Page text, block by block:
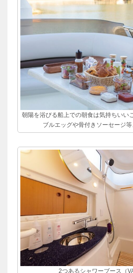
朝陽を浴びる船上での朝食は気持ちいい
ブルエッグや骨付きソーセージ
2つあるシャワーブース（